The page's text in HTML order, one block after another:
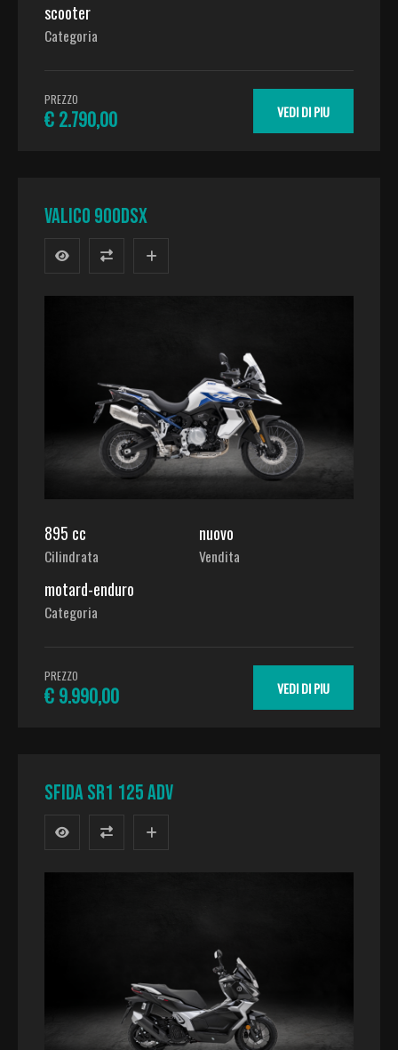
scooter
Categoria
PREZZO
€ 2.790,00 VEDI DI PIU
VALICO 900DSX
895 cc
Cilindrata
nuovo
Vendita
motard-enduro
Categoria
PREZZO
€ 9.990,00 VEDI DI PIU
SFIDA SR1 125 ADV